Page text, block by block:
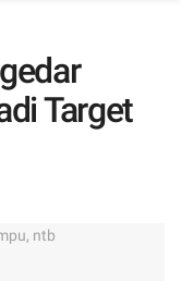
Target